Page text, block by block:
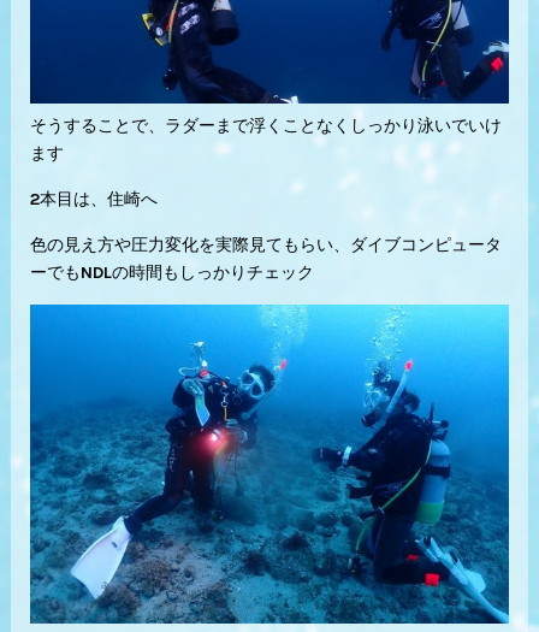
そうすることで、ラダーまで浮くことなくしっかり泳いでいけ
ます
2本目は、住崎へ
色の見え方や圧力変化を実際見てもらい、ダイブコンピュータ
ーでもNDLの時間もしっかりチェック